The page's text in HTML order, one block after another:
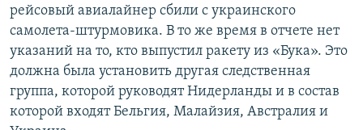
рейсовый авиалайнер сбили с украинского
самолета-штурмовика. В то же время в отчете нет
указаний на то, кто выпустил ракету из «Бука». Это
должна была установить другая следственная
группа, которой руководят Нидерланды и в состав
которой входят Бельгия, Малайзия, Австралия и